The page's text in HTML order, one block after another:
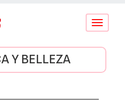
Conmutar
Y BELLEZA